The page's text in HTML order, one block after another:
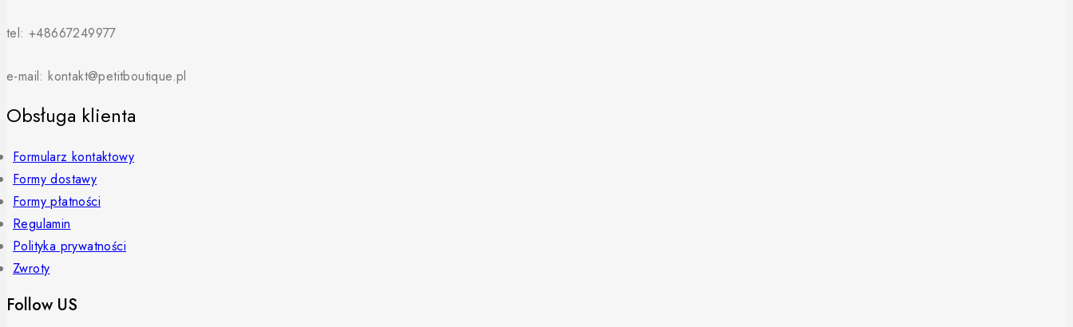
tel: +48667249977
e-mail: kontakt@petitboutique.pl
Obsługa klienta
Formularz kontaktowy
Formy dostawy
Formy płatności
Regulamin
Polityka prywatności
Zwroty
Follow US